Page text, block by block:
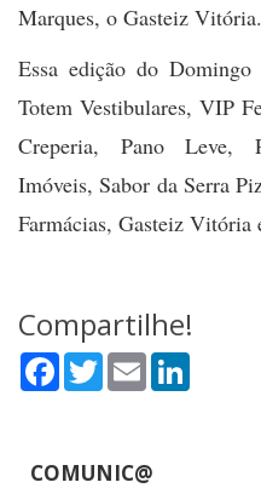
Marques, o Gasteiz Vitória.
Essa edição do
Totem Vestibulares, VIP
Creperia, Pano Leve,
Imóveis, Sabor da Serra
Farmácias, Gasteiz Vitória
Compartilhe!
Facebook
TwitterEmail
COMUNIC@